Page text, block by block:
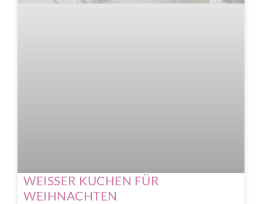
WEISSER KUCHEN FÜR
WEIHNACHTEN